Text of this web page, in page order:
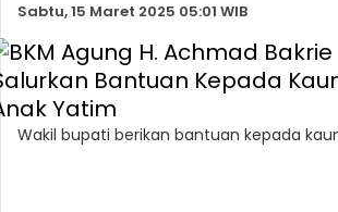
Sabtu, 15 Maret 2025 05:01 WIB
Wakil bupati berikan bantuan kepada